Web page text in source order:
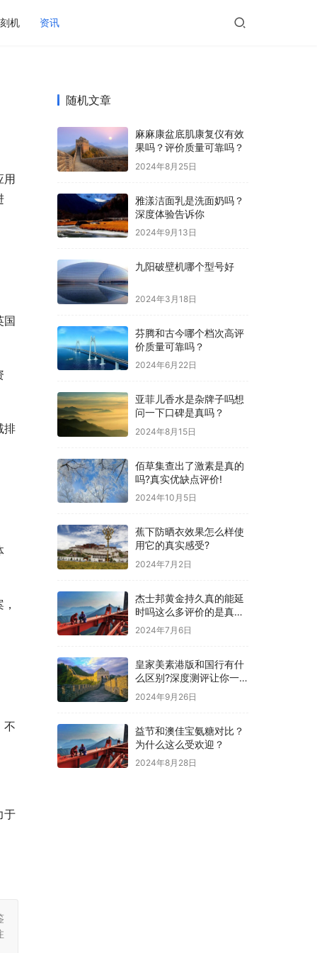
机 资讯
用
国
排
不
于
随机文章
麻麻康盆底肌康复仪有效
果吗？评价质量可靠吗？
2024年8月25日
雅漾洁面乳是洗面奶吗？
深度体验告诉你
2024年9月13日
九阳破壁机哪个型号好
2024年3月18日
芬腾和古今哪个档次高评
价质量可靠吗？
2024年6月22日
亚菲儿香水是杂牌子吗想
问一下口碑是真吗？
2024年8月15日
佰草集查出了激素是真的
吗?真实优缺点评价!
2024年10月5日
蕉下防晒衣效果怎么样使
用它的真实感受?
2024年7月2日
杰士邦黄金持久真的能延
时吗这么多评价的是真的
吗？
2024年7月6日
皇家美素港版和国行有什
么区别?深度测评让你一
目了然
2024年9月26日
益节和澳佳宝氨糖对比？
为什么这么受欢迎？
2024年8月28日